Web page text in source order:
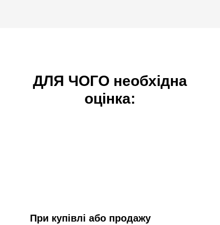
ДЛЯ ЧОГО необхідна
оцінка:
При купівлі або продажу